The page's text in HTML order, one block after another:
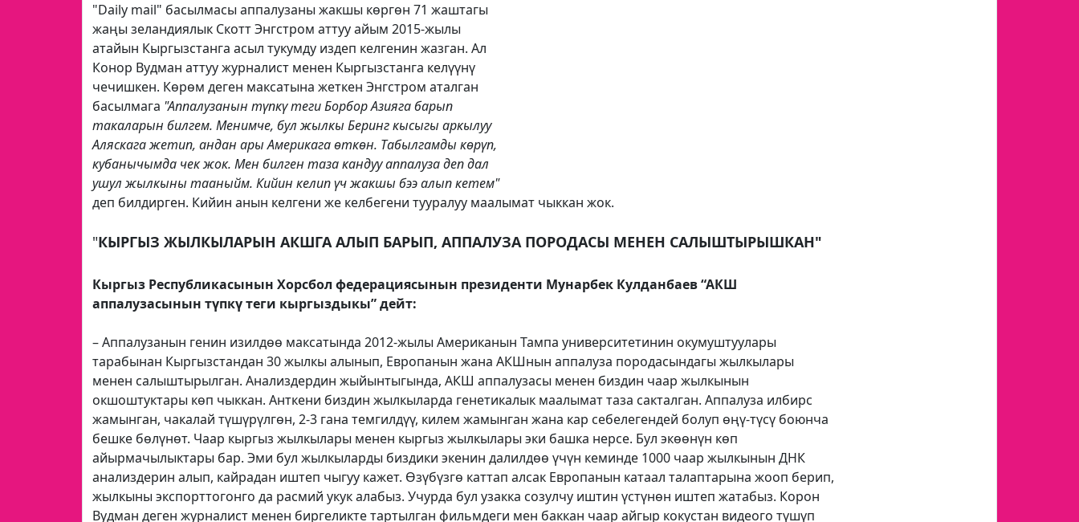
"Daily mail" басылмасы аппалузаны жакшы көргөн 71 жаштагы
жаңы зеландиялык Скотт Энгстром аттуу айым 2015-жылы
атайын Кыргызстанга асыл тукумду издеп келгенин жазган. Ал
Конор Вудман аттуу журналист менен Кыргызстанга келүүнү
чечишкен. Көрөм деген максатына жеткен Энгстром аталган
басылмага "Аппалузанын түпкү теги Борбор Азияга барып
такаларын билгем. Менимче, бул жылкы Беринг кысыгы аркылуу
Аляскага жетип, андан ары Америкага өткөн. Табылгамды көрүп,
кубанычымда чек жок. Мен билген таза кандуу аппалуза деп дал
ушул жылкыны тааныйм. Кийин келип үч жакшы бээ алып кетем"
деп билдирген. Кийин анын келгени же келбегени тууралуу маалымат чыккан жок.
"КЫРГЫЗ ЖЫЛКЫЛАРЫН АКШГА АЛЫП БАРЫП, АППАЛУЗА ПОРОДАСЫ МЕНЕН САЛЫШТЫРЫШКАН"
Кыргыз Республикасынын Хорсбол федерациясынын президенти Мунарбек Кулданбаев “АКШ
аппалузасынын түпкү теги кыргыздыкы”дейт:
– Аппалузанын генин изилдөө максатында 2012-жылы Американын Тампа университетинин окумуштуулары
тарабынан Кыргызстандан 30 жылкы алынып, Европанын жана АКШнын аппалуза породасындагы жылкылары
менен салыштырылган. Анализдердин жыйынтыгында, АКШ аппалузасы менен биздин чаар жылкынын
окшоштуктары көп чыккан. Анткени биздин жылкыларда генетикалык маалымат таза сакталган. Аппалуза илбирс
жамынган, чакалай түшүрүлгөн, 2-3 гана темгилдүү, килем жамынган жана кар себелегендей болуп өңү-түсү боюнча
бешке бөлүнөт. Чаар кыргыз жылкылары менен кыргыз жылкылары эки башка нерсе. Бул экөөнүн көп
айырмачылыктары бар. Эми бул жылкыларды биздики экенин далилдөө үчүн кеминде 1000 чаар жылкынын ДНК
анализдерин алып, кайрадан иштеп чыгуу кажет. Өзүбүзгө каттап алсак Европанын катаал талаптарына жооп берип,
жылкыны экспорттогонго да расмий укук алабыз. Учурда бул узакка созулчу иштин үстүнөн иштеп жатабыз. Корон
Вудман деген журналист менен биргеликте тартылган фильмдеги мен баккан чаар айгыр кокустан видеого түшүп